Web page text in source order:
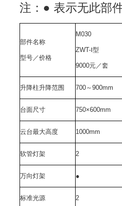
注： ● 表示无此部
部件名称
型号／价格
M030
ZWT-Ⅰ型
9000元／套
升降柱升降范围 700～ 900mm
台面尺寸 750×600mm
云台最大高度 1000mm
软管灯架 2
万向灯架 ●
标准光源 2